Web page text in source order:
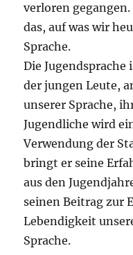
verloren
das, auf was wir
Sprache.
Die Jugendsprache
der jungen Leute,
unserer Sprache,
Jugendliche wird
Verwendung der
bringt er seine
aus den
seinen Beitrag zur
Lebendigkeit
Sprache.